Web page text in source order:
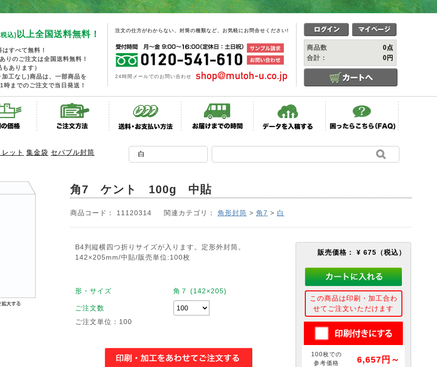
込)以上全国送料無料！
すべて無料！
りのご注文は全国送料無料！
あります）
工なし)商品は、一部商品を
までのご注文で当日発送！
注文の仕方がわからない、封筒の種類など、お気軽にお問合せください!
24時間メールでのお問い合わせ
商品数
0点
合計：
0円
ット 集金袋 セパブル封筒
角7 ケント 100g 中貼
商品コード： 11120314 関連カテゴリ： 角形封筒 > 角7 > 白
B4判縦横四つ折りサイズが入ります。定形外封筒。
142×205mm/中貼/販売単位:100枚
形・サイズ 角７ (142×205)
ご注文数
ご注文単位：100
販売価格： ¥ 675 （税込）
この商品は印刷・加工合わ
せてご注文いただけます
100枚での
参考価格
6,657円～